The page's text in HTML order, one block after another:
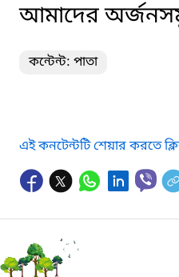
আমাদের
কন্টেন্ট: পাতা
এই কনটেন্টটি শেয়ার করতে